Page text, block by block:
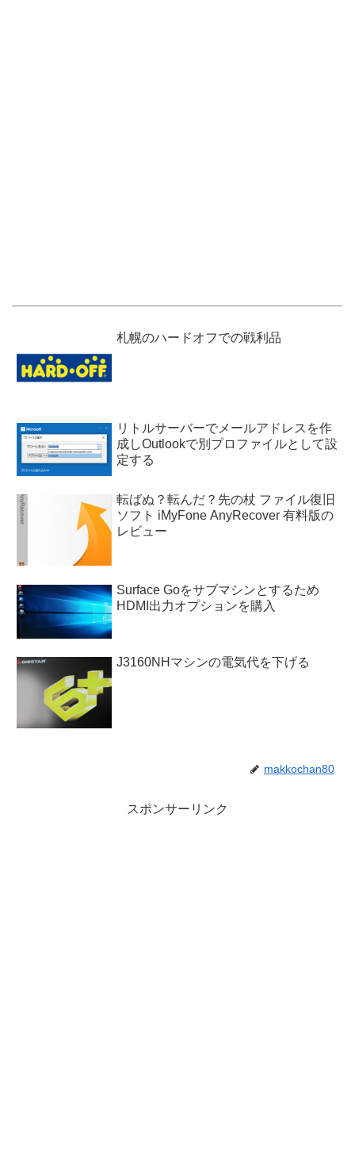
札幌のハードオフでの戦利品
リトルサーバーでメールアドレスを作
成しOutlookで別プロファイルとして設
定する
転ばぬ？転んだ？先の杖 ファイル復旧
ソフト iMyFone AnyRecover 有料版の
レビュー
Surface Goをサブマシンとするため
HDMI出力オプションを購入
J3160NHマシンの電気代を下げる
makkochan80
スポンサーリンク